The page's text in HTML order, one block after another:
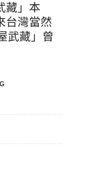
藏」本
台灣當然
武藏」曾